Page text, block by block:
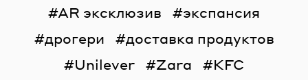
AR эксклюзив
экспансия
дрогери
доставка продуктов
Unilever
Zara
KFC